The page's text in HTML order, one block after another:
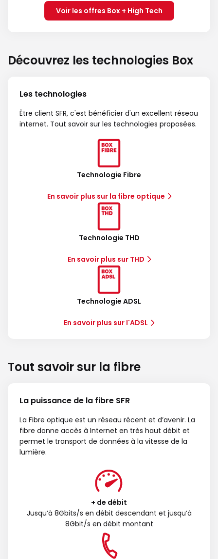
Voir les offres Box + High Tech
Découvrez les technologies Box
Les technologies
Être client SFR, c'est bénéficier d'un excellent réseau
internet. Tout savoir sur les technologies proposées.
Technologie Fibre
En savoir plus sur la fibre optique
Technologie THD
En savoir plus sur THD
Technologie ADSL
En savoir plus sur l'ADSL
Tout savoir sur la fibre
La puissance de la fibre SFR
La Fibre optique est un réseau récent et d’avenir. La
fibre donne accès à Internet en très haut débit et
permet le transport de données à la vitesse de la
lumière.
+ de débit
Jusqu’à 8Gbits/s en débit descendant et jusqu’à
8Gbit/s en débit montant